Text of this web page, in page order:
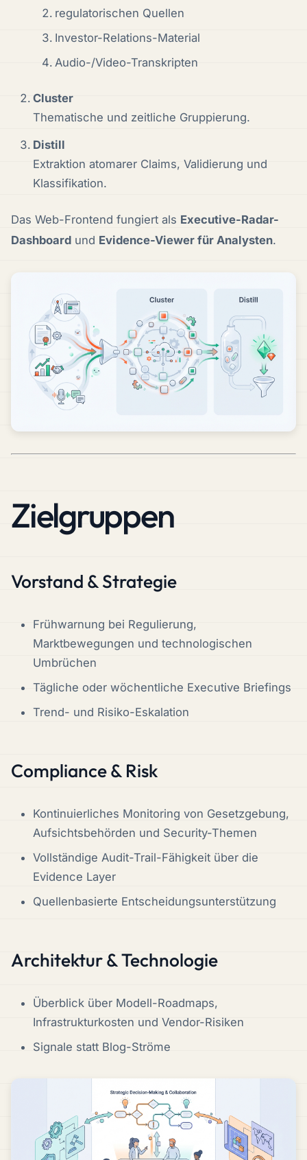
regulatorischen Quellen
Investor-Relations-Material
Audio-/Video-Transkripten
Cluster
Thematische und zeitliche Gruppierung.
Distill
Extraktion atomarer Claims, Validierung und
Klassifikation.
Das Web-Frontend fungiert als Executive-Radar-
Dashboard und Evidence-Viewer für Analysten.
Zielgruppen
Vorstand & Strategie
Frühwarnung bei Regulierung,
Marktbewegungen und technologischen
Umbrüchen
Tägliche oder wöchentliche Executive Briefings
Trend- und Risiko-Eskalation
Compliance & Risk
Kontinuierliches Monitoring von Gesetzgebung,
Aufsichtsbehörden und Security-Themen
Vollständige Audit-Trail-Fähigkeit über die
Evidence Layer
Quellenbasierte Entscheidungsunterstützung
Architektur & Technologie
Überblick über Modell-Roadmaps,
Infrastrukturkosten und Vendor-Risiken
Signale statt Blog-Ströme